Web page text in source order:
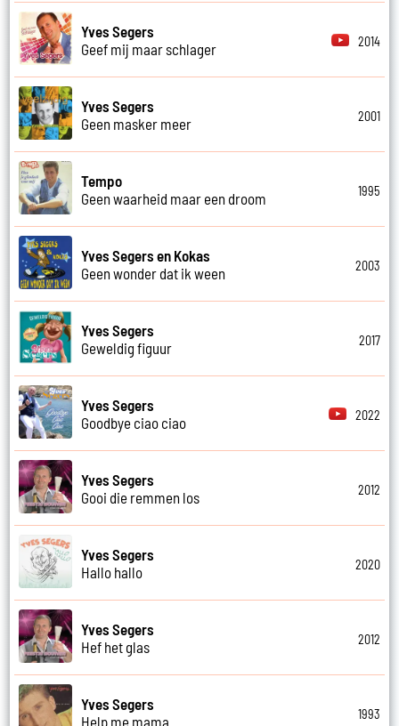
Yves Segers
Geef mij maar schlager
2014
Yves Segers
Geen masker meer
2001
Tempo
Geen waarheid maar een droom
1995
Yves Segers en Kokas
Geen wonder dat ik ween
2003
Yves Segers
Geweldig figuur
2017
Yves Segers
Goodbye ciao ciao
2022
Yves Segers
Gooi die remmen los
2012
Yves Segers
Hallo hallo
2020
Yves Segers
Hef het glas
2012
Yves Segers
Help me mama
1993